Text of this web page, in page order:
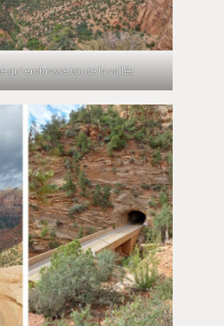
qui embrasse toute la vallée